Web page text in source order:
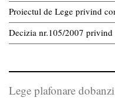
Proiectul de Lege privind
Decizia nr.105/2007
Lege plafonare